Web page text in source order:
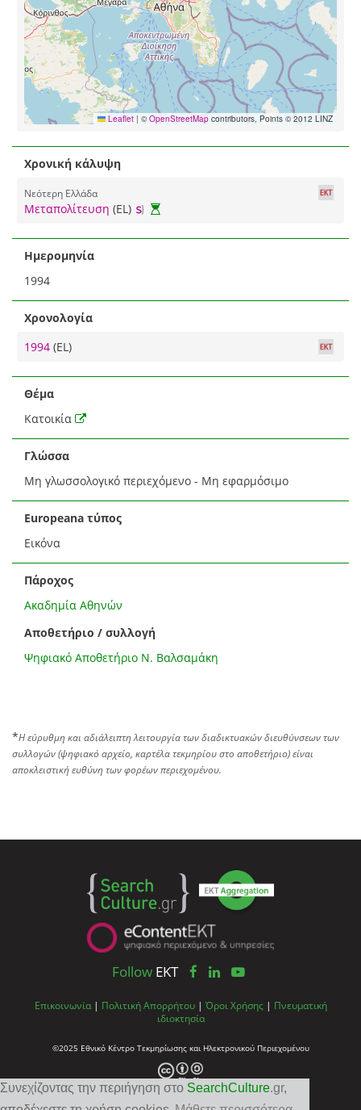
Συνεχίζοντας την περιήγηση στο SearchCulture.gr,
Leaflet | © OpenStreetMap contributors, Points © 2012 LINZ
Χρονική κάλυψη
Νεότερη Ελλάδα
Μεταπολίτευση (EL)
Ημερομηνία
1994
Χρονολογία
1994 (EL)
Θέμα
Κατοικία
Γλώσσα
Μη γλωσσολογικό περιεχόμενο - Μη εφαρμόσιμο
Europeana τύπος
Εικόνα
Πάροχος
Ακαδημία Αθηνών
Αποθετήριο / συλλογή
Ψηφιακό Αποθετήριο Ν. Βαλσαμάκη
*Η εύρυθμη και αδιάλειπτη λειτουργία των διαδικτυακών διευθύνσεων των
συλλογών (ψηφιακό αρχείο, καρτέλα τεκμηρίου στο αποθετήριο) είναι
αποκλειστική ευθύνη των φορέων περιεχομένου.
Follow EKT
Επικοινωνία | Πολιτική Απορρήτου | Όροι Χρήσης | Πνευματική
ιδιοκτησία
©2025 Εθνικό Κέντρο Τεκμηρίωσης και Ηλεκτρονικού Περιεχομένου